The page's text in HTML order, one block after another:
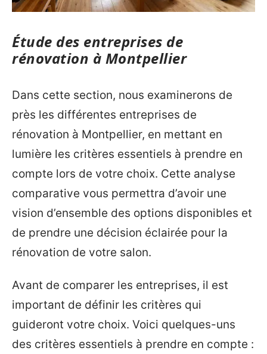
Étude des entreprises de
rénovation à Montpellier
Dans cette section, nous examinerons de
près les différentes entreprises de
rénovation à Montpellier, en mettant en
lumière les critères essentiels à prendre en
compte lors de votre choix. Cette analyse
comparative vous permettra d’avoir une
vision d’ensemble des options disponibles et
de prendre une décision éclairée pour la
rénovation de votre salon.
Avant de comparer les entreprises, il est
important de définir les critères qui
guideront votre choix. Voici quelques-uns
des critères essentiels à prendre en compte :